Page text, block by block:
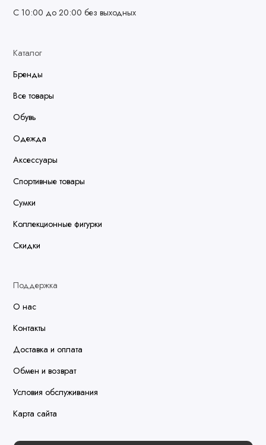
С 10:00 до 20:00 без выходных
Каталог
Бренды
Все товары
Обувь
Одежда
Аксессуары
Спортивные товары
Сумки
Коллекционные фигурки
Скидки
Поддержка
О нас
Контакты
Доставка и оплата
Обмен и возврат
Условия обслуживания
Карта сайта